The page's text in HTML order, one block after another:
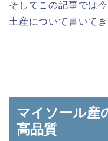
そしてこの記事では
土産について書いてき
マイソール産
高品質